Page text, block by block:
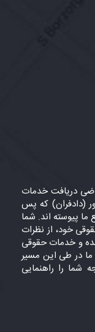
دریافت خدمات
(دادفران) که پس
پیوسته اند. شما
خود، از نظرات
و خدمات حقوقی
ما در طی این مسیر
شما را راهنمایی